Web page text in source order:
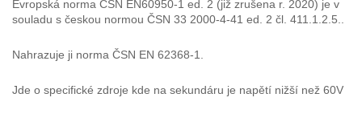
Evropská norma ČSN EN60950-1 ed. 2 (již zrušena r. 2020) je v
souladu s českou normou ČSN 33 2000-4-41 ed. 2 čl. 411.1.2.5..
Nahrazuje ji norma ČSN EN 62368-1.
Jde o specifické zdroje kde na sekundáru je napětí nižší než 60V